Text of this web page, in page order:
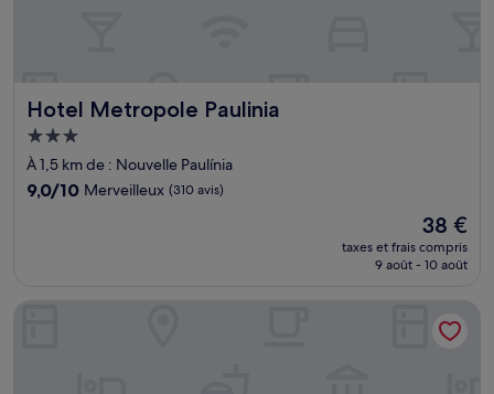
Hotel Metropole Paulinia
Hotel Metropole Paulinia
Hébergement
3.0 étoiles
À 1,5 km de : Nouvelle Paulínia
9.0
9,0/10 Merveilleux (310 avis)
Le
nouveau
prix
de
38 €
38 €
taxes et frais compris
9 août - 10 août